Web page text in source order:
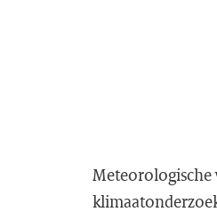
Meteorologische